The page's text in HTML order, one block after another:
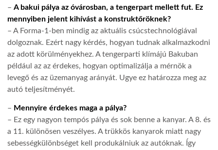
– A bakui pálya az óvárosban, a tengerpart mellett fut. Ez
mennyiben jelent kihívást a konstruktőröknek?
– A Forma-1-ben mindig az aktuális csúcstechnológiával
dolgoznak. Ezért nagy kérdés, hogyan tudnak alkalmazkodni
az adott körülményekhez. A tengerparti klímájú Bakuban
például az az érdekes, hogyan optimalizálja a mérnök a
levegő és az üzemanyag arányát. Ugye ez határozza meg az
autó teljesítményét.
– Mennyire érdekes maga a pálya?
– Ez egy nagyon tempós pálya és sok benne a kanyar. A 8. és
a 11. különösen veszélyes. A trükkös kanyarok miatt nagy
sebességkülönbséget kell produkálniuk az autóknak. Így